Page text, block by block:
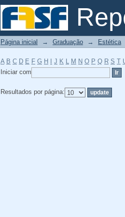
Filtrador por: Assunto
Página inicial → Graduação → Estética
A B C D E F G H J K L M N O P Q R S T
Iniciar com
Resultados por página: